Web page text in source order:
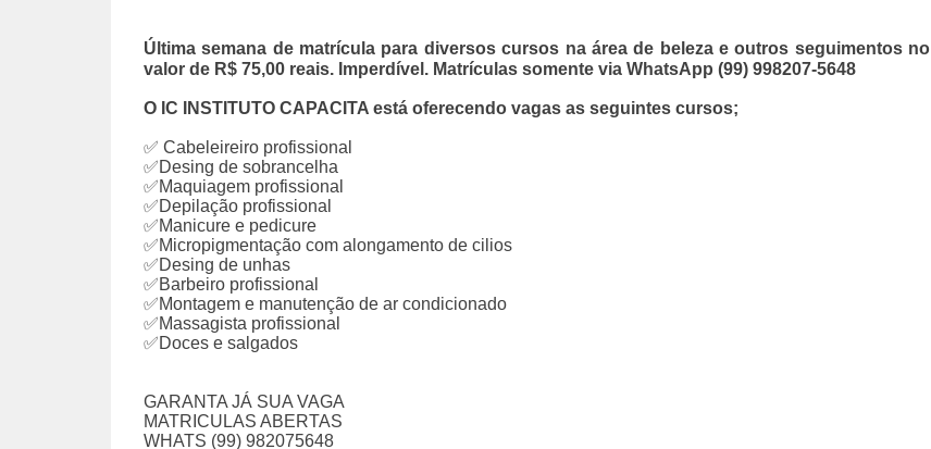
Última semana de matrícula para diversos cursos na área de beleza e outros seguimentos no
valor de R$ 75,00 reais. Imperdível. Matrículas somente via WhatsApp (99) 998207-5648
O IC INSTITUTO CAPACITA está oferecendo vagas as seguintes cursos;
✅ Cabeleireiro profissional
✅Desing de sobrancelha
✅Maquiagem profissional
✅Depilação profissional
✅Manicure e pedicure
✅Micropigmentação com alongamento de cilios
✅Desing de unhas
✅Barbeiro profissional
✅Montagem e manutenção de ar condicionado
✅Massagista profissional
✅Doces e salgados
GARANTA JÁ SUA VAGA
MATRICULAS ABERTAS
WHATS (99) 982075648